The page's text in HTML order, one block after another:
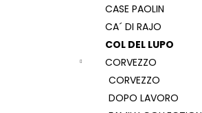
CASE PAOLIN
CA´ DI RAJO
COL DEL LUPO
CORVEZZO
CORVEZZO
DOPO LAVORO